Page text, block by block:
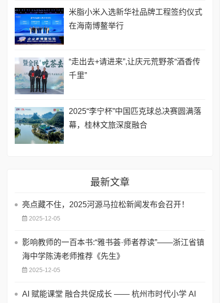
米脂小米入选新华社品牌工程签约仪式
在海南博鳌举行
“走出去+请进来”,让庆元荒野茶“酒香传
千里”
2025“李宁杯”中国匹克球总决赛圆满落
幕，桂林文旅深度融合
最新文章
亮点藏不住，2025河源马拉松新闻发布会召开！
2025-12-05
影响教师的一百本书:“雅书荟·师者荐读”——浙江省镇
海中学陈涛老师推荐《先生》
2025-12-05
AI 赋能课堂 融合共促成长 —— 杭州市时代小学 AI